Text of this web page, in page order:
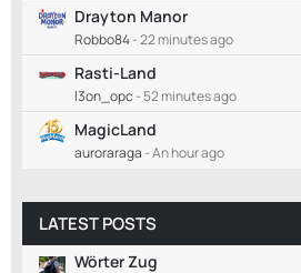
Drayton Manor
Robbo84-22 minutes ago
Rasti-Land
l3on_opc -52 minutes ago
MagicLand
auroraraga -An hour ago
LATEST POSTS
Wörter Zug